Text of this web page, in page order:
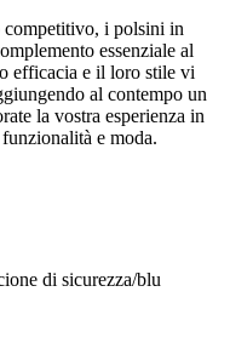
i polsini in
essenziale al
efficacia e il loro stile vi
al contempo un
la vostra esperienza in
e moda.
di sicurezza/blu